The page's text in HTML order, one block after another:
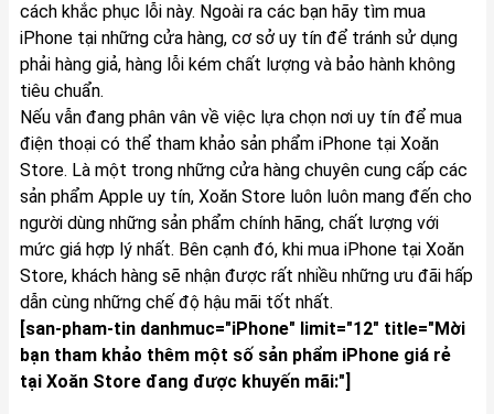
cách khắc phục lỗi này. Ngoài ra các bạn hãy tìm mua
iPhone tại những cửa hàng, cơ sở uy tín để tránh sử dụng
phải hàng giả, hàng lỗi kém chất lượng và bảo hành không
tiêu chuẩn.
Nếu vẫn đang phân vân về việc lựa chọn nơi uy tín để mua
điện thoại có thể tham khảo sản phẩm iPhonetại Xoăn
Store. Là một trong những cửa hàng chuyên cung cấp các
sản phẩm Apple uy tín, Xoăn Store luôn luôn mang đến cho
người dùng những sản phẩm chính hãng, chất lượng với
mức giá hợp lý nhất. Bên cạnh đó, khi mua iPhone tại Xoăn
Store, khách hàng sẽ nhận được rất nhiều những ưu đãi hấp
dẫn cùng những chế độ hậu mãi tốt nhất.
[san-pham-tin danhmuc="iPhone" limit="12" title="Mời
bạn tham khảo thêm một số sản phẩm iPhone giá rẻ
tại Xoăn Store đang được khuyến mãi:"]